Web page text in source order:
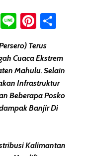
PrintLine
Terus
Cuaca Ekstrem
Mahulu. Selain
Infrastruktur
Beberapa Posko
Banjir Di
Kalimantan